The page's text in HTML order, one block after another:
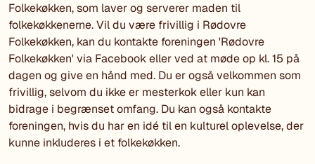
Folkekøkken, som laver og serverer maden til
folkekøkkenerne. Vil du være frivillig i Rødovre
Folkekøkken, kan du kontakte foreningen 'Rødovre
Folkekøkken' via Facebook eller ved at møde op kl. 15 på
dagen og give en hånd med. Du er også velkommen som
frivillig, selvom du ikke er mesterkok eller kun kan
bidrage i begrænset omfang. Du kan også kontakte
foreningen, hvis du har en idé til en kulturel oplevelse, der
kunne inkluderes i et folkekøkken.